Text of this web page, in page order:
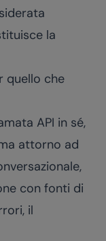
la
quello che
API in sé,
attorno ad
con fonti di
il